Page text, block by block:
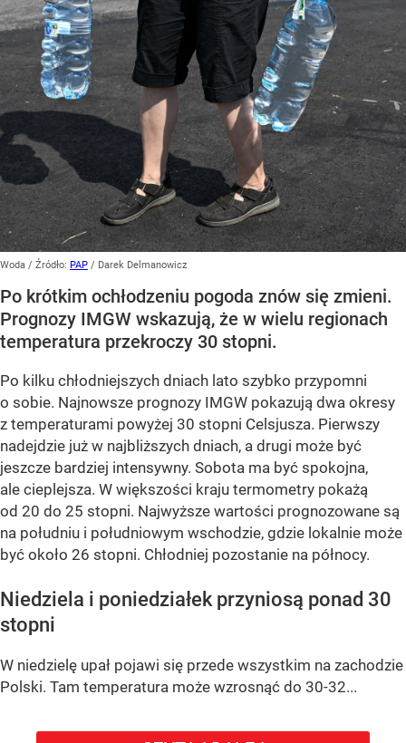
Woda / Źródło: PAP / Darek Delmanowicz
Po krótkim ochłodzeniu pogoda znów się zmieni.
Prognozy IMGW wskazują, że w wielu regionach
temperatura przekroczy 30 stopni.
Po kilku chłodniejszych dniach lato szybko przypomni
o sobie. Najnowsze prognozy IMGW pokazują dwa okresy
z temperaturami powyżej 30 stopni Celsjusza. Pierwszy
nadejdzie już w najbliższych dniach, a drugi może być
jeszcze bardziej intensywny. Sobota ma być spokojna,
ale cieplejsza. W większości kraju termometry pokażą
od 20 do 25 stopni. Najwyższe wartości prognozowane są
na południu i południowym wschodzie, gdzie lokalnie może
być około 26 stopni. Chłodniej pozostanie na północy.
Niedziela i poniedziałek przyniosą ponad 30
stopni
W niedzielę upał pojawi się przede wszystkim na zachodzie
Polski. Tam temperatura może wzrosnąć do 30-32...